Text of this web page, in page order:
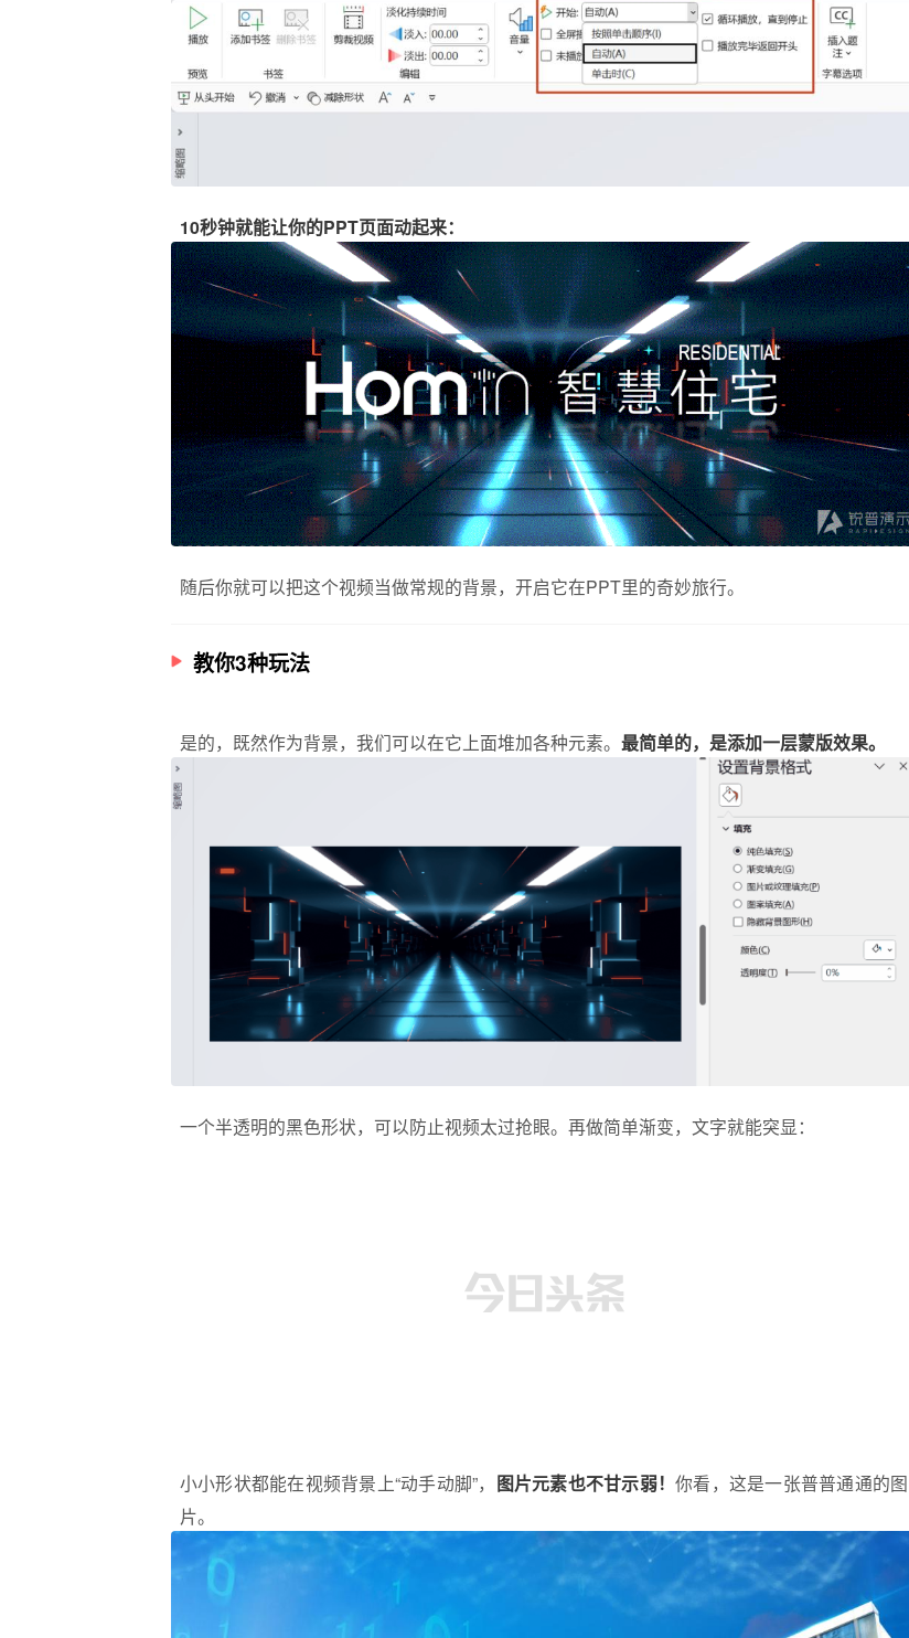
10秒钟就能让你的PPT页面动起来：
随后你就可以把这个视频当做常规的背景，开启它在PPT里的奇妙旅行。
教你3种玩法
是的，既然作为背景，我们可以在它上面堆加各种元素。 最简单的，是添加一层蒙版效果。
一个半透明的黑色形状，可以防止视频太过抢眼。再做简单渐变，文字就能突显：
小小形状都能在视频背景上“动手动脚”， 图片元素也不甘示弱！你看，这是一张普普通通的图
片。